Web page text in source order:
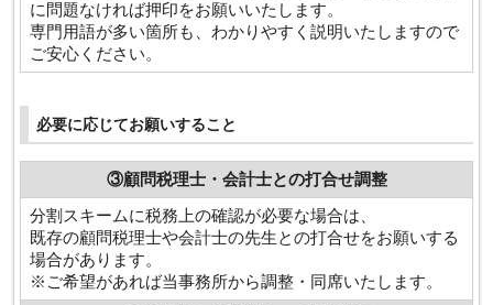
に問題なければ押印をお願いいたします。
専門用語が多い箇所も、わかりやすく説明いたしますので
ご安心ください。
必要に応じてお願いすること
③顧問税理士・会計士との打合せ調整
分割スキームに税務上の確認が必要な場合は、
既存の顧問税理士や会計士の先生との打合せをお願いする
場合があります。
※ご希望があれば当事務所から調整・同席いたします。